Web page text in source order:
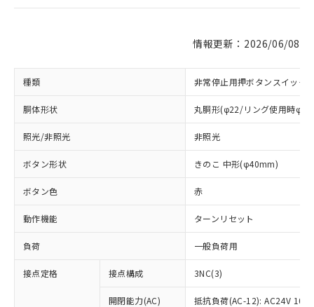
情報更新：2026/06/08
種類 非常停止用押ボタンスイッチ
胴体形状 丸胴形(φ22/リング使用時
照光/非照光 非照光
ボタン形状 きのこ 中形(φ40mm)
ボタン色 赤
動作機能 ターンリセット
負荷 一般負荷用
接点定格 接点構成 3NC(3)
開閉能力(AC)
抵抗負荷(AC-12): AC24V